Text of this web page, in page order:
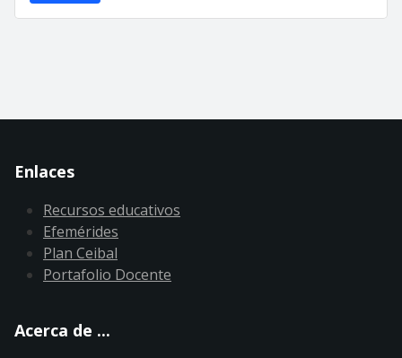
Enlaces
Recursos educativos
Efemérides
Plan Ceibal
Portafolio Docente
Acerca de ...